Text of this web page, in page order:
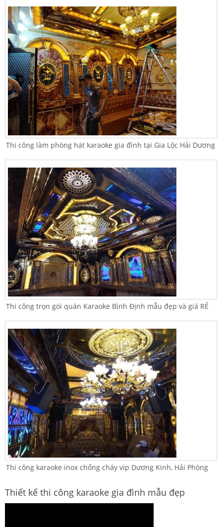
Thi công làm phòng hát karaoke gia đình tại Gia Lộc Hải Dương
Thi công trọn gói quán Karaoke Bình Định mẫu đẹp và giá RẺ
Thi công karaoke inox chống cháy vip Dương Kinh, Hải Phòng
Thiết kế thi công karaoke gia đình mẫu đẹp